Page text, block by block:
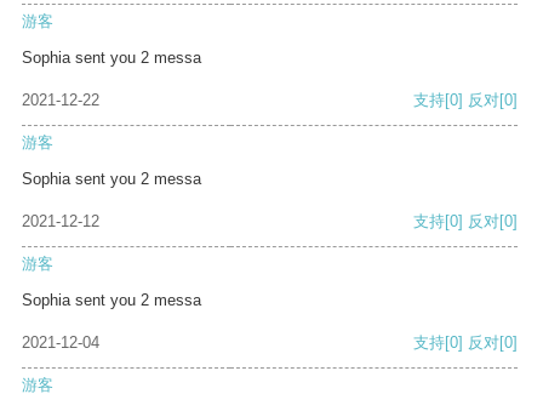
游客
Sophia sent you 2 messa
2021-12-22 支持[0] 反对[0]
游客
Sophia sent you 2 messa
2021-12-12 支持[0] 反对[0]
游客
Sophia sent you 2 messa
2021-12-04 支持[0] 反对[0]
游客